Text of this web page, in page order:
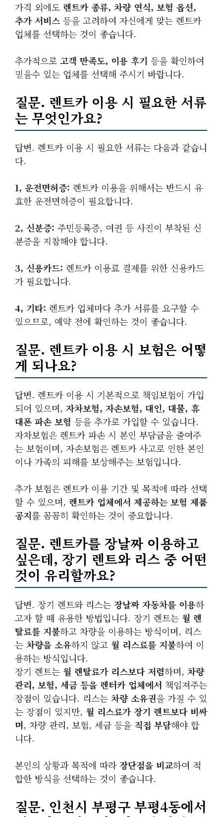
가격 외에도 렌트카 종류, 차량 연식, 보험 옵션,
추가 서비스 등을 고려하여 자신에게 맞는 렌트카
업체를 선택하는 것이 좋습니다.
추가적으로 고객 만족도, 이용 후기 등을 확인하여
믿을수 있는 업체를 선택해 주시기 바랍니다.
질문. 렌트카 이용 시 필요한 서류
는 무엇인가요?
답변. 렌트카 이용 시 필요한 서류는 다음과 같습니
다.
1, 운전면허증: 렌트카 이용을 위해서는 반드시 유
효한 운전면허증이 필요합니다.
2, 신분증: 주민등록증, 여권 등 사진이 부착된 신
분증을 지참해야 합니다.
3, 신용카드: 렌트카 이용료 결제를 위한 신용카드
가 필요합니다.
4, 기타: 렌트카 업체마다 추가 서류를 요구할 수
있으므로, 예약 전에 확인하는 것이 좋습니다.
질문. 렌트카 이용 시 보험은 어떻
게 되나요?
답변. 렌트카 이용 시 기본적으로 책임보험이 가입
되어 있으며, 자차보험, 자손보험, 대인, 대물, 휴
대폰 파손 보험 등을 추가로 가입할 수 있습니다.
자차보험은 렌트카 파손 시 본인 부담금을 줄여주
는 보험이며, 자손보험은 렌트카 사고로 인한 본인
이나 가족의 피해를 보상해주는 보험입니다.
추가 보험은 렌트카 이용 기간 및 목적에 따라 선택
할 수 있으며, 렌트카 업체에서 제공하는 보험 제품
공지를 꼼꼼히 확인하는 것이 중요합니다.
질문. 렌트카를 장날짜 이용하고
싶은데, 장기 렌트와 리스 중 어떤
것이 유리할까요?
답변. 장기 렌트와 리스는 장날짜 자동차를 이용하
고자 할 때 유용한 방법입니다. 장기 렌트는 월 렌
탈료를 지불하고 차량을 이용하는 방식이며, 리스
는 차량을 소유하지 않고 월 리스료를 지불하여 이
용하는 방식입니다.
장기 렌트는 월 렌탈료가 리스보다 저렴하며, 차량
관리, 보험, 세금 등을 렌터카 업체에서 책임져주는
장점이 있습니다. 리스는 차량 소유권을 가질 수 있
는 장점이 있지만, 월 리스료가 장기 렌트보다 비싸
며, 차량 관리, 보험, 세금 등을 직접 부담해야 합
니다.
본인의 상황과 목적에 따라 장단점을 비교하여 적
합한 방식을 선택하는 것이 좋습니다.
질문. 인천시 부평구 부평4동에서